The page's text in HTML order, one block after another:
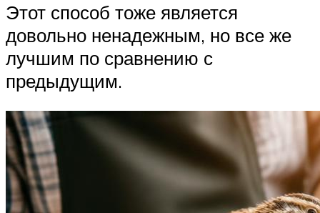
Этот способ тоже является
довольно ненадежным, но все же
лучшим по сравнению с
предыдущим.